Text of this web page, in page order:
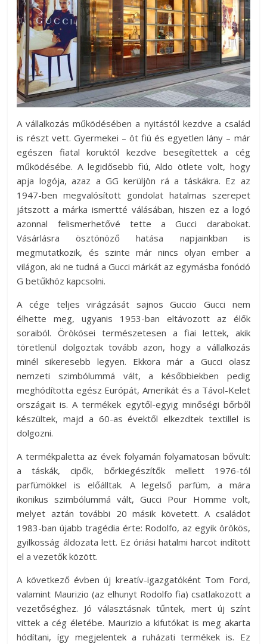
A vállalkozás működésében a nyitástól kezdve a család
is részt vett. Gyermekei – öt fiú és egyetlen lány – már
egészen fiatal koruktól kezdve besegítettek a cég
működésébe. A legidősebb fiú, Aldo ötlete volt, hogy
apja logója, azaz a GG kerüljön rá a táskákra. Ez az
1947-ben megvalósított gondolat hatalmas szerepet
játszott a márka ismertté válásában, hiszen ez a logó
azonnal felismerhetővé tette a Gucci darabokat.
Vásárlásra ösztönöző hatása napjainkban is
megmutatkozik, és szinte már nincs olyan ember a
világon, aki ne tudná a Gucci márkát az egymásba fonódó
G betűkhöz kapcsolni.
A cége teljes virágzását sajnos Guccio Gucci nem
élhette meg, ugyanis 1953-ban eltávozott az élők
soraiból. Örökösei természetesen a fiai lettek, akik
töretlenül dolgoztak tovább azon, hogy a vállalkozás
minél sikeresebb legyen. Ekkora már a Gucci olasz
nemzeti szimbólummá vált, a későbbiekben pedig
meghódította egész Európát, Amerikát és a Távol-Kelet
országait is. A termékek egytől-egyig minőségi bőrből
készültek, majd a 60-as évektől elkezdtek textillel is
dolgozni.
A termékpaletta az évek folyamán folyamatosan bővült:
a táskák, cipők, bőrkiegészítők mellett 1976-tól
parfümökkel is előálltak. A legelső parfüm, a mára
ikonikus szimbólummá vált, Gucci Pour Homme volt,
melyet aztán további 20 másik követett. A családot
1983-ban újabb tragédia érte: Rodolfo, az egyik örökös,
gyilkosság áldozata lett. Ez óriási hatalmi harcot indított
el a vezetők között.
A következő évben új kreatív-igazgatóként Tom Ford,
valamint Maurizio (az elhunyt Rodolfo fia) csatlakozott a
vezetőséghez. Jó választásnak tűntek, mert új színt
vittek a cég életébe. Maurizio a kifutókat is meg akarta
hódítani, így megjelentek a ruházati termékek is. Ez